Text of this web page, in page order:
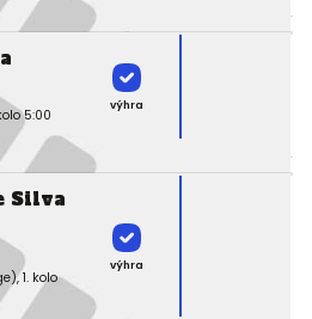
5:00
výhra
Silva
1. kolo
výhra